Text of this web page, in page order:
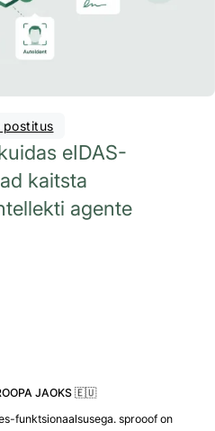
postitus
eIDAS-
kaitsta
agente
JAOKS 🇪🇺
funktsionaalsusega. sprooof on